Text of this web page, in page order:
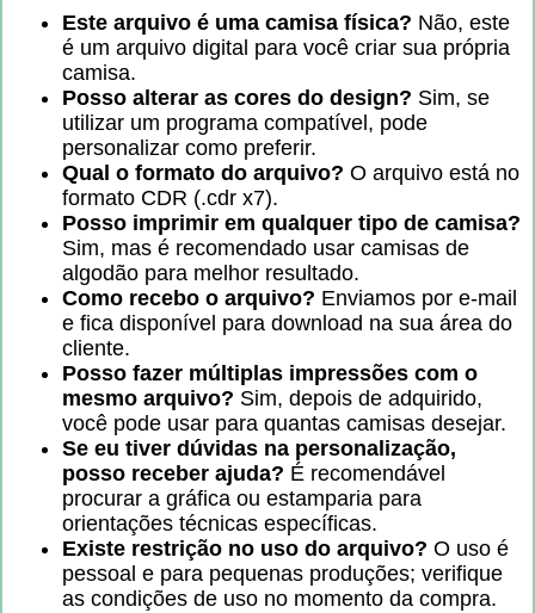
Este arquivo é uma camisa física? Não, este
é um arquivo digital para você criar sua própria
camisa.
Posso alterar as cores do design? Sim, se
utilizar um programa compatível, pode
personalizar como preferir.
Qual o formato do arquivo? O arquivo está no
formato CDR (.cdr x7).
Posso imprimir em qualquer tipo de camisa?
Sim, mas é recomendado usar camisas de
algodão para melhor resultado.
Como recebo o arquivo? Enviamos por e-mail
e fica disponível para download na sua área do
cliente.
Posso fazer múltiplas impressões com o
mesmo arquivo? Sim, depois de adquirido,
você pode usar para quantas camisas desejar.
Se eu tiver dúvidas na personalização,
posso receber ajuda? É recomendável
procurar a gráfica ou estamparia para
orientações técnicas específicas.
Existe restrição no uso do arquivo? O uso é
pessoal e para pequenas produções; verifique
as condições de uso no momento da compra.